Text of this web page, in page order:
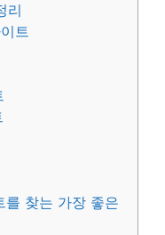
리
트
를 찾는 가장 좋은